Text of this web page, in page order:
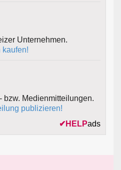
Unternehmen.
kaufen!
bzw. Medienmitteilungen.
publizieren!
✔ HELPads